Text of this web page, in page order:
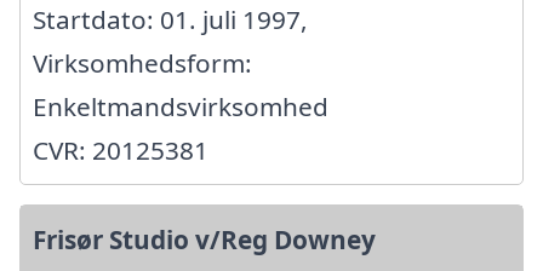
Startdato: 01. juli 1997,
Virksomhedsform:
Enkeltmandsvirksomhed
CVR: 20125381
Frisør Studio v/Reg Downey